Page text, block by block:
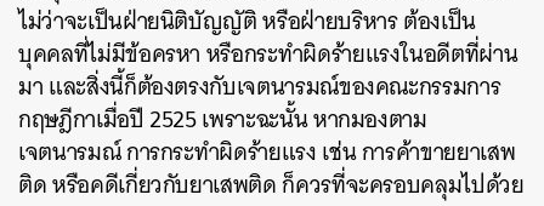
ไม่ว่าจะเป็นฝ่ายนิติบัญญัติ หรือฝ่ายบริหาร ต้องเป็น
บุคคลที่ไม่มีข้อครหา หรือกระทำผิดร้ายแรงในอดีตที่ผ่าน
มา และสิ่งนี้ก็ต้องตรงกับเจตนารมณ์ของคณะกรรมการ
กฤษฎีกาเมื่อปี 2525 เพราะฉะนั้น หากมองตาม
เจตนารมณ์ การกระทำผิดร้ายแรง เช่น การค้าขายยาเสพ
ติด หรือคดีเกี่ยวกับยาเสพติด ก็ควรที่จะครอบคลุมไปด้วย